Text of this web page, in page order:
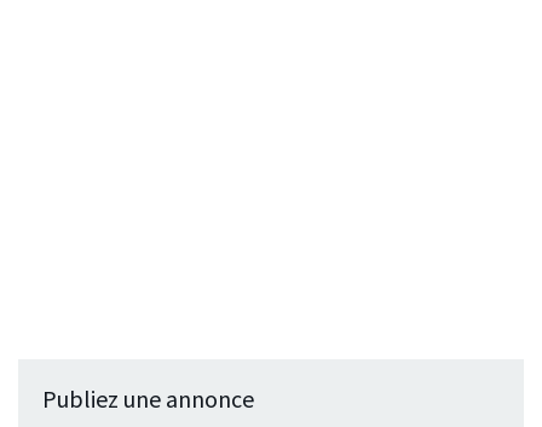
Publiez une annonce